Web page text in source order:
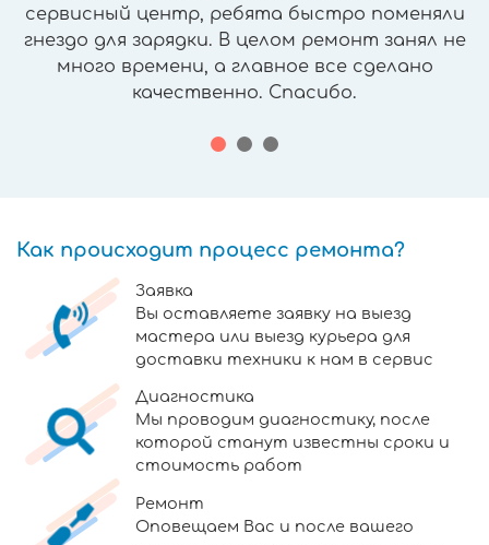
сервисный центр, ребята быстро поменяли
гнездо для зарядки. В целом ремонт занял не
много времени, а главное все сделано
качественно. Спасибо.
Как происходит процесс ремонта?
Заявка
Вы оставляете заявку на выезд
мастера или выезд курьера для
доставки техники к нам в сервис
Диагностика
Мы проводим диагностику, после
которой станут известны сроки и
стоимость работ
Ремонт
Оповещаем Вас и после вашего